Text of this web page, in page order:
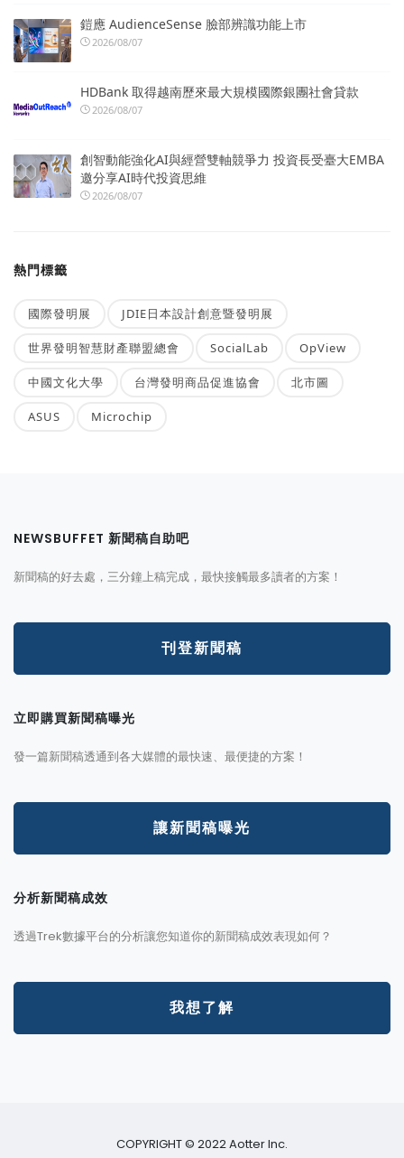
鎧應 AudienceSense 臉部辨識功能上市
2026/08/07
HDBank 取得越南歷來最大規模國際銀團社會貸款
2026/08/07
創智動能強化AI與經營雙軸競爭力 投資長受臺大EMBA
邀分享AI時代投資思維
2026/08/07
熱門標籤
國際發明展 JDIE日本設計創意暨發明展
世界發明智慧財產聯盟總會 SocialLab OpView
中國文化大學 台灣發明商品促進協會 北市圖
ASUS Microchip
NEWSBUFFET 新聞稿自助吧
新聞稿的好去處，三分鐘上稿完成，最快接觸最多讀者的方案！
刊登新聞稿
立即購買新聞稿曝光
發一篇新聞稿透通到各大媒體的最快速、最便捷的方案！
讓新聞稿曝光
分析新聞稿成效
透過Trek數據平台的分析讓您知道你的新聞稿成效表現如何？
我想了解
COPYRIGHT © 2022 Aotter Inc.